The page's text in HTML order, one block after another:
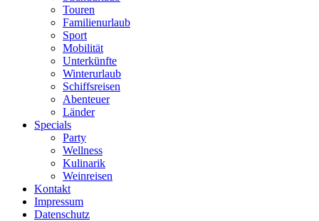
Touren
Familienurlaub
Sport
Mobilität
Unterkünfte
Winterurlaub
Schiffsreisen
Abenteuer
Länder
Specials
Party
Wellness
Kulinarik
Weinreisen
Kontakt
Impressum
Datenschutz